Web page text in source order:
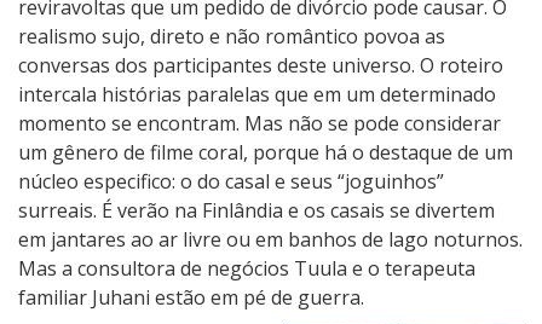
reviravoltas que um pedido de divórcio pode causar. O
realismo sujo, direto e não romântico povoa as
conversas dos participantes deste universo. O roteiro
intercala histórias paralelas que em um determinado
momento se encontram. Mas não se pode considerar
um gênero de filme coral, porque há o destaque de um
núcleo especifico: o do casal e seus “joguinhos”
surreais. É verão na Finlândia e os casais se divertem
em jantares ao ar livre ou em banhos de lago noturnos.
Mas a consultora de negócios Tuula e o terapeuta
familiar Juhani estão em pé de guerra.